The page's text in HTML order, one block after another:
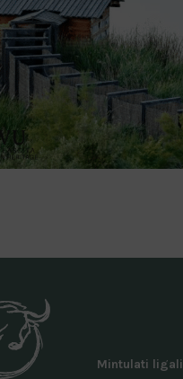
Mintulati ligali